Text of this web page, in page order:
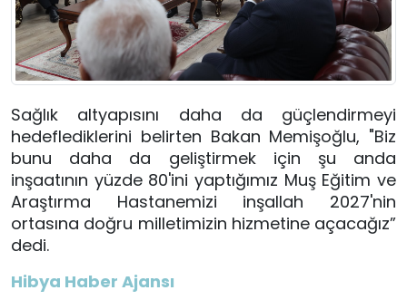
Sağlık altyapısını daha da güçlendirmeyi
hedeflediklerini belirten Bakan Memişoğlu, "Biz
bunu daha da geliştirmek için şu anda
inşaatının yüzde 80'ini yaptığımız Muş Eğitim ve
Araştırma Hastanemizi inşallah 2027'nin
ortasına doğru milletimizin hizmetine açacağız”
dedi.
Hibya Haber Ajansı